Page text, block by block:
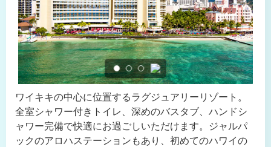
ワイキキの中心に位置するラグジュアリーリゾート。
全室シャワー付きトイレ、深めのバスタブ、ハンドシ
ャワー完備で快適にお過ごしいただけます。ジャルパ
ックのアロハステーションもあり、初めてのハワイの